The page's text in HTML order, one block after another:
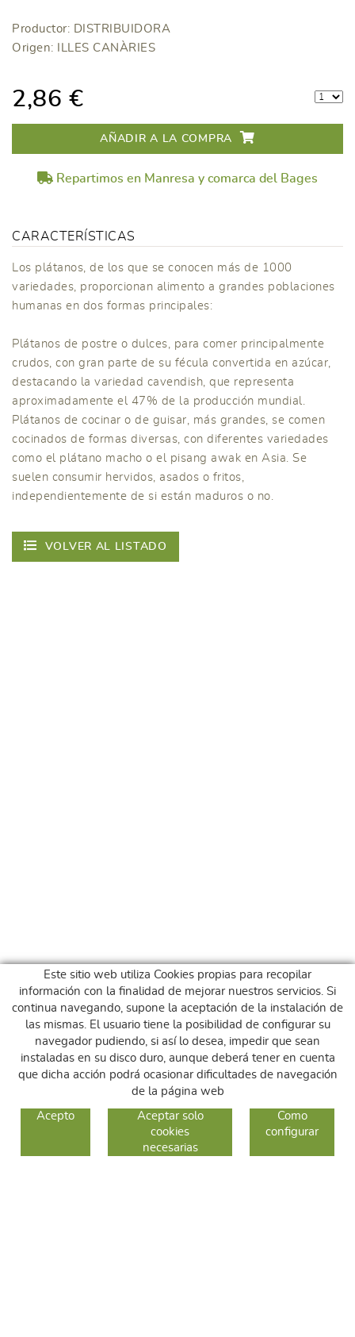
Productor: DISTRIBUIDORA
Origen: ILLES CANÀRIES
2,86 €
AÑADIR A LA COMPRA
Repartimos en Manresa y comarca del Bages
CARACTERÍSTICAS
Los plátanos, de los que se conocen más de 1000
variedades, proporcionan alimento a grandes poblaciones
humanas en dos formas principales:
Plátanos de postre o dulces, para comer principalmente
crudos, con gran parte de su fécula convertida en azúcar,
destacando la variedad cavendish, que representa
aproximadamente el 47% de la producción mundial.
Plátanos de cocinar o de guisar, más grandes, se comen
cocinados de formas diversas, con diferentes variedades
como el plátano macho o el pisang awak en Asia. Se
suelen consumir hervidos, asados o fritos,
independientemente de si están maduros o no.
VOLVER AL LISTADO
CAMBIOS Y DEVOLUCIONES
Este sitio web utiliza Cookies propias para recopilar
información con la finalidad de mejorar nuestros servicios. Si
continua navegando, supone la aceptación de la instalación de
las mismas. El usuario tiene la posibilidad de configurar su
navegador pudiendo, si así lo desea, impedir que sean
instaladas en su disco duro, aunque deberá tener en cuenta
que dicha acción podrá ocasionar dificultades de navegación
de la página web
Acepto
Aceptar solo
cookies
necesarias
Como
configurar